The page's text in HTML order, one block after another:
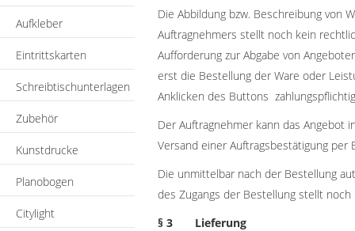
Aufkleber
Eintrittskarten
Schreibtischunterlagen
Zubehör
Kunstdrucke
Planobogen
Citylight
Die Abbildung bzw. Beschreibung von
Auftragnehmers stellt noch kein
Aufforderung zur Abgabe von
erst die Bestellung der Ware oder
Anklicken des Buttons
Der Auftragnehmer kann das Angebot
Versand einer Auftragsbestätigung per
Die unmittelbar nach der Bestellung
des Zugangs der Bestellung stellt
§ 3 Lieferung